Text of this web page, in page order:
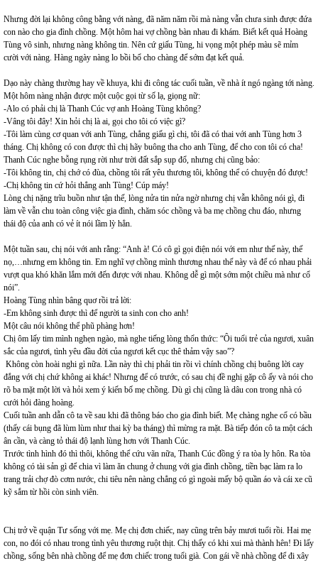
Nhưng đời lại không công bằng với nàng, đã năm năm rồi mà nàng vẫn chưa sinh được đứa
con nào cho gia đình chồng. Một hôm hai vợ chồng bàn nhau đi khám. Biết kết quả Hoàng
Tùng vô sinh, nhưng nàng không tin. Nên cứ giấu Tùng, hi vọng một phép màu sẽ mỉm
cười với nàng. Hàng ngày nàng lo bồi bổ cho chàng để sớm đạt kết quả.
Dạo này chàng thường hay về khuya, khi đi công tác cuối tuần, về nhà ít ngó ngàng tới nàng.
Một hôm nàng nhận được một cuộc gọi từ số lạ, giọng nữ:
-Alo có phải chị là Thanh Cúc vợ anh Hoàng Tùng không?
-Vâng tôi đây! Xin hỏi chị là ai, gọi cho tôi có việc gì?
-Tôi làm cùng cơ quan với anh Tùng, chẳng giấu gì chị, tôi đã có thai với anh Tùng hơn 3
tháng. Chị không có con được thì chị hãy buông tha cho anh Tùng, để cho con tôi có cha!
Thanh Cúc nghe bỗng rụng rời như trời đất sắp sụp đổ, nhưng chị cũng bảo:
-Tôi không tin, chị chớ có đùa, chồng tôi rất yêu thương tôi, không thể có chuyện đó được!
-Chị không tin cứ hỏi thẳng anh Tùng! Cúp máy!
Lòng chị nặng trĩu buồn như tận thế, lòng nửa tin nửa ngờ nhưng chị vẫn không nói gì, đi
làm về vẫn chu toàn công việc gia đình, chăm sóc chồng và ba mẹ chồng chu đáo, nhưng
thái độ của anh có vẻ ít nói lầm lỳ hẳn.
Một tuần sau, chị nói với anh rằng: “Anh à! Có cô gì gọi điện nói với em như thế này, thế
nọ,…nhưng em không tin. Em nghĩ vợ chồng mình thương nhau thế này và để có nhau phải
vượt qua khó khăn lắm mới đến được với nhau. Không dễ gì một sớm một chiều mà như cổ
nói”.
Hoàng Tùng nhìn bâng quơ rồi trả lời:
-Em không sinh được thì để người ta sinh con cho anh!
Một câu nói không thể phũ phàng hơn!
Chị ôm lấy tim mình nghẹn ngào, mà nghe tiếng lòng thổn thức: “Ôi tuổi trẻ của ngươi, xuân
sắc của ngươi, tình yêu đầu đời của ngươi kết cục thê thảm vậy sao”?
Không còn hoài nghi gì nữa. Lần này thì chị phải tin rồi vì chính chồng chị buông lời cay
đắng với chị chứ không ai khác! Nhưng để có trước, có sau chị đề nghị gặp cô ấy và nói cho
rõ ba mặt một lời và hỏi xem ý kiến bố mẹ chồng. Dù gì chị cũng là dâu con trong nhà có
cưới hỏi đàng hoàng.
Cuối tuần anh dẫn cô ta về sau khi đã thông báo cho gia đình biết. Mẹ chàng nghe cổ có bầu
(thấy cái bụng đã lùm lùm như thai kỳ ba tháng) thì mừng ra mặt. Bà tiếp đón cô ta một cách
ân cần, và càng tỏ thái độ lạnh lùng hơn với Thanh Cúc.
Trước tình hình đó thì thôi, không thể cứu vãn nữa, Thanh Cúc đồng ý ra tòa ly hôn. Ra tòa
không có tài sản gì để chia vì làm ăn chung ở chung với gia đình chồng, tiền bạc làm ra lo
trang trải chợ đò cơm nước, chi tiêu nên nàng chẳng có gì ngoài mấy bộ quần áo và cái xe cũ
kỹ sắm từ hồi còn sinh viên.
Chị trở về quận Tư sống với mẹ. Mẹ chị đơn chiếc, nay cũng trên bảy mươi tuổi rồi. Hai mẹ
con, no đói có nhau trong tình yêu thương ruột thịt. Chị thấy có khi xui mà thành hên! Đi lấy
chồng, sống bên nhà chồng để mẹ đơn chiếc trong tuổi già. Con gái về nhà chồng để đi xây